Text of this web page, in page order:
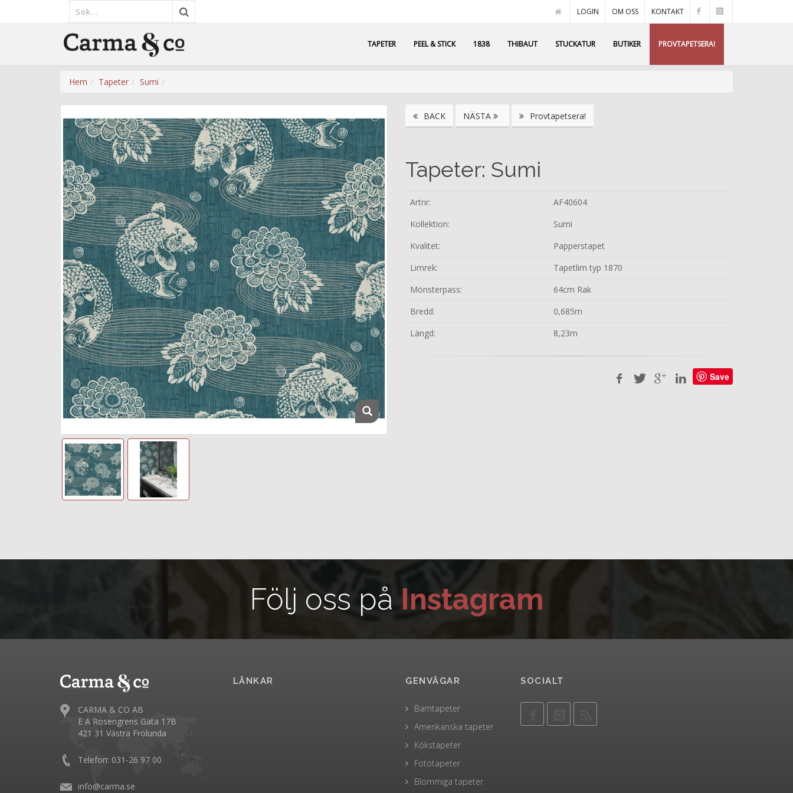
LOGIN OM OSS KONTAKT
TAPETER PEEL & STICK 1838 THIBAUT STUCKATUR BUTIKER PROVTAPETSERA!
Hem Tapeter Sumi
BACK NÄSTA Provtapetsera!
Tapeter: Sumi
Artnr:
AF40604
Kollektion:
Sumi
Kvalitet:
Papperstapet
Limrek:
Tapetlim typ 1870
Mönsterpass:
64cm Rak
Bredd:
0,685m
Längd:
8,23m
Save
Följ oss på Instagram
CARMA & CO AB
E A Rosengrens Gata 17B
421 31 Västra Frölunda
Telefon: 031-26 97 00
info@carma.se
LÄNKAR GENVÄGAR
Barntapeter
Amerikanska tapeter
Kökstapeter
Fototapeter
Blommiga tapeter
SOCIALT